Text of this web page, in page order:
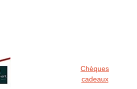
Chèques
cadeaux